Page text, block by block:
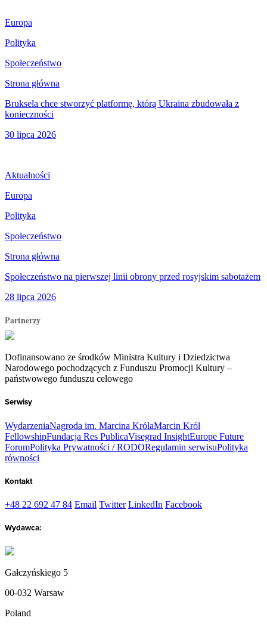
Europa
Polityka
Społeczeństwo
Strona główna
Bruksela chce stworzyć platformę, którą Ukraina zbudowała z
konieczności
30 lipca 2026
Aktualności
Europa
Polityka
Społeczeństwo
Strona główna
Społeczeństwo na pierwszej linii obrony przed rosyjskim sabotażem
28 lipca 2026
Partnerzy
Dofinansowano ze środków Ministra Kultury i Dziedzictwa
Narodowego pochodzących z Funduszu Promocji Kultury –
państwowego funduszu celowego
Serwisy
WydarzeniaNagroda im. Marcina KrólaMarcin Król
FellowshipFundacja Res PublicaVisegrad InsightEurope Future
ForumPolityka Prywatności / RODORegulamin serwisuPolityka
równości
Kontakt
+48 22 692 47 84 Email Twitter LinkedIn Facebook
Wydawca:
Gałczyńskiego 5
00-032 Warsaw
Poland